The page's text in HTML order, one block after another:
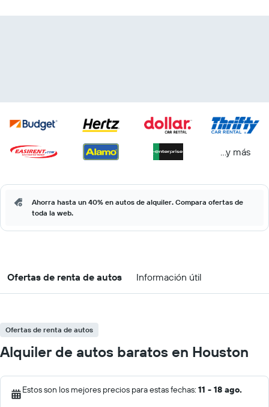
...y más
Ahorra hasta un 40% en autos de alquiler. Compara ofertas de
toda la web.
Ofertas de renta de autos Información útil
Ofertas de renta de autos
Alquiler de autos baratos en Houston
Estos son los mejores precios para estas fechas: 11 - 18 ago.